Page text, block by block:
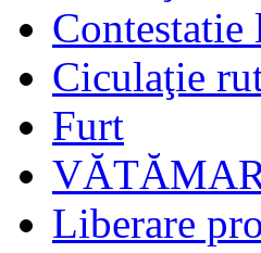
Contestatie
Ciculaţie
Furt
Liberare